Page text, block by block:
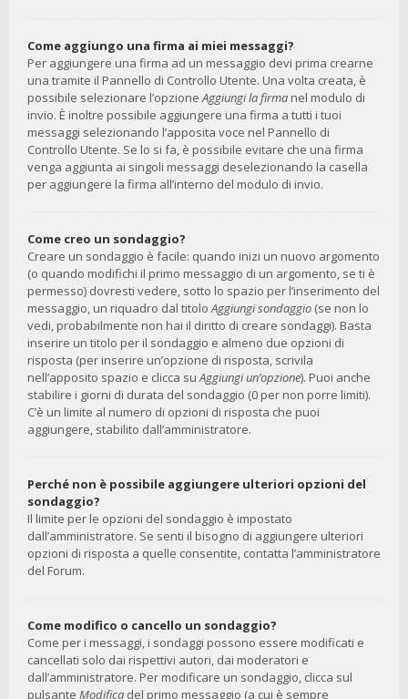
Come aggiungo una firma ai miei messaggi?
Per aggiungere una firma ad un messaggio devi prima crearne
una tramite il Pannello di Controllo Utente. Una volta creata, è
possibile selezionare l’opzioneAggiungi la firma nel modulo di
invio. È inoltre possibile aggiungere una firma a tutti i tuoi
messaggi selezionando l’apposita voce nel Pannello di
Controllo Utente. Se lo si fa, è possibile evitare che una firma
venga aggiunta ai singoli messaggi deselezionando la casella
per aggiungere la firma all’interno del modulo di invio.
Come creo un sondaggio?
Creare un sondaggio è facile: quando inizi un nuovo argomento
(o quando modifichi il primo messaggio di un argomento, se ti è
permesso) dovresti vedere, sotto lo spazio per l’inserimento del
messaggio, un riquadro dal titoloAggiungi sondaggio (se non lo
vedi, probabilmente non hai il diritto di creare sondaggi). Basta
inserire un titolo per il sondaggio e almeno due opzioni di
risposta (per inserire un’opzione di risposta, scrivila
nell’apposito spazio e clicca suAggiungi un’opzione). Puoi anche
stabilire i giorni di durata del sondaggio (0 per non porre limiti).
C’è un limite al numero di opzioni di risposta che puoi
aggiungere, stabilito dall’amministratore.
Perché non è possibile aggiungere ulteriori opzioni del
sondaggio?
Il limite per le opzioni del sondaggio è impostato
dall’amministratore. Se senti il bisogno di aggiungere ulteriori
opzioni di risposta a quelle consentite, contatta l’amministratore
del Forum.
Come modifico o cancello un sondaggio?
Come per i messaggi, i sondaggi possono essere modificati e
cancellati solo dai rispettivi autori, dai moderatori e
dall’amministratore. Per modificare un sondaggio, clicca sul
pulsante Modifica del primo messaggio (a cui è sempre